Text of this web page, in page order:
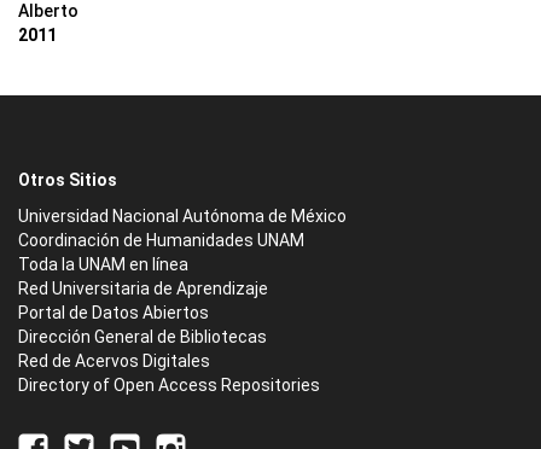
Alberto
2011
Otros Sitios
Universidad Nacional Autónoma de México
Coordinación de Humanidades UNAM
Toda la UNAM en línea
Red Universitaria de Aprendizaje
Portal de Datos Abiertos
Dirección General de Bibliotecas
Red de Acervos Digitales
Directory of Open Access Repositories